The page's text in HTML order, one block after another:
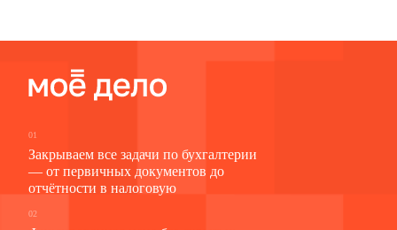
01
Закрываем все задачи по бухгалтерии
— от первичных документов до
отчётности в налоговую
02